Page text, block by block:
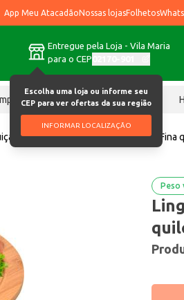
App Meu AtacadãoNossas lojasFolhetos
Entregue pela Loja - Vila Maria
para o CEP
Escolha uma loja ou informe seu
CEP para ver ofertas da sua região
INFORMAR LOCALIZAÇÃO
Chocolates
Linguiça tipo Calabresa Du' Pará Fina
Peso